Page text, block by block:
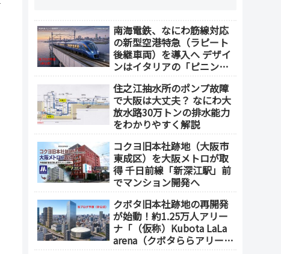
南海電鉄、なにわ筋線対応
の新型空港特急（ラピート
後継車両）を導入へ デザイ
ンはイタリアの「ピニンフ
住之江抽水所のポンプ故障
で大阪は大丈夫？ なにわ大
放水路30万トンの排水能力
をわかりやすく解説
コクヨ旧本社跡地（大阪市
東成区）を大阪メトロが取
得 千日前線「新深江駅」前
でマンション開発へ
クボタ旧本社跡地の再開発
が始動！約1.25万人アリー
ナ「（仮称）Kubota LaLa
arena（クボタららアリー